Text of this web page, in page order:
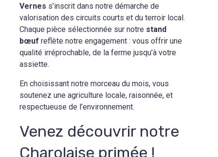
Vernes s’inscrit dans notre démarche de
valorisation des circuits courts et du terroir local.
Chaque pièce sélectionnée sur notre stand
bœuf reflète notre engagement : vous offrir une
qualité irréprochable, de la ferme jusqu’à votre
assiette.
En choisissant notre morceau du mois, vous
soutenez une agriculture locale, raisonnée, et
respectueuse de l’environnement.
Venez découvrir notre
Charolaise primée !